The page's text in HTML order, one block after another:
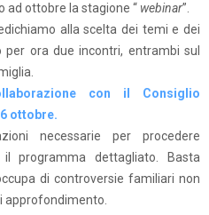
ad ottobre la stagione “ webinar”.
alla scelta dei temi e dei
ora due incontri, entrambi sul
con il Consiglio
ottobre.
necessarie per procedere
il programma dettagliato. Basta
di controversie familiari non
approfondimento.